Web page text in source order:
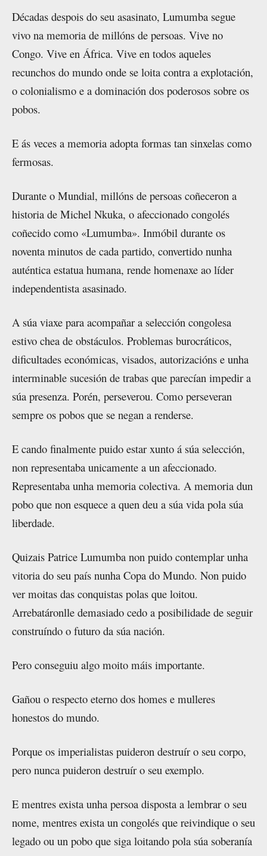
Décadas despois do seu asasinato, Lumumba segue
vivo na memoria de millóns de persoas. Vive no
Congo. Vive en África. Vive en todos aqueles
recunchos do mundo onde se loita contra a explotación,
o colonialismo e a dominación dos poderosos sobre os
pobos.
E ás veces a memoria adopta formas tan sinxelas como
fermosas.
Durante o Mundial, millóns de persoas coñeceron a
historia de Michel Nkuka, o afeccionado congolés
coñecido como «Lumumba». Inmóbil durante os
noventa minutos de cada partido, convertido nunha
auténtica estatua humana, rende homenaxe ao líder
independentista asasinado.
A súa viaxe para acompañar a selección congolesa
estivo chea de obstáculos. Problemas burocráticos,
dificultades económicas, visados, autorizacións e unha
interminable sucesión de trabas que parecían impedir a
súa presenza. Porén, perseverou. Como perseveran
sempre os pobos que se negan a renderse.
E cando finalmente puido estar xunto á súa selección,
non representaba unicamente a un afeccionado.
Representaba unha memoria colectiva. A memoria dun
pobo que non esquece a quen deu a súa vida pola súa
liberdade.
Quizais Patrice Lumumba non puido contemplar unha
vitoria do seu país nunha Copa do Mundo. Non puido
ver moitas das conquistas polas que loitou.
Arrebatáronlle demasiado cedo a posibilidade de seguir
construíndo o futuro da súa nación.
Pero conseguiu algo moito máis importante.
Gañou o respecto eterno dos homes e mulleres
honestos do mundo.
Porque os imperialistas puideron destruír o seu corpo,
pero nunca puideron destruír o seu exemplo.
E mentres exista unha persoa disposta a lembrar o seu
nome, mentres exista un congolés que reivindique o seu
legado ou un pobo que siga loitando pola súa soberanía